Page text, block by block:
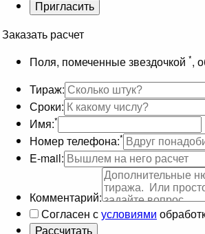
Заказать расчет
Поля, помеченные звездочкой *,
Тираж:
Сроки:
Имя:*
Номер телефона:*
E-mail:
Комментарий:
Согласен сусловиями